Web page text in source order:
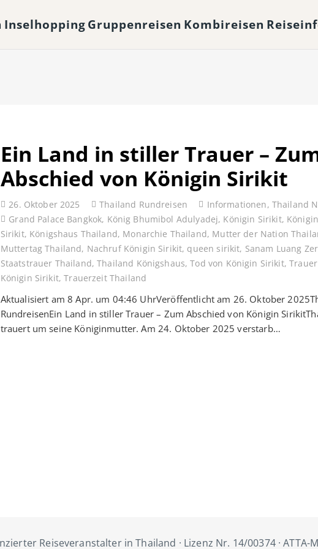
InselhoppingGruppenreisen Kombireisen
Ein Land in stiller Trauer –
Abschied von Königin Sirikit
26. Oktober 2025 Thailand Rundreisen Informationen, Thailand
Grand Palace Bangkok, König Bhumibol Adulyadej, Königin Sirikit,
Sirikit, Königshaus Thailand, Monarchie Thailand, Mutter der Nation
Muttertag Thailand, Nachruf Königin Sirikit, queen sirikit, Sanam Luang
Staatstrauer Thailand,Thailand Königshaus,Tod von Königin Sirikit,
Königin Sirikit,Trauerzeit Thailand
Aktualisiert am 8 Apr. um 04:46 UhrVeröffentlicht am 26. Oktober
RundreisenEin Land in stiller Trauer – Zum Abschied von Königin
trauert um seine Königinmutter. Am 24. Oktober 2025 verstarb…
Reiseveranstalter in Thailand · Lizenz Nr. 14/00374 · ATTA-